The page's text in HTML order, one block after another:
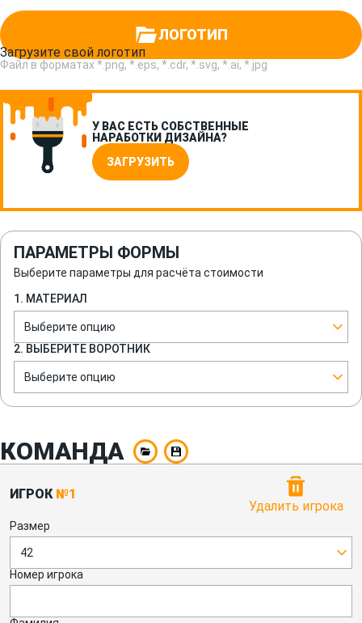
ЛОГОТИП
Загрузите свой логотип
Файл в форматах *.png, *.eps, *.cdr, *.svg, *.ai, *.jpg
У ВАС ЕСТЬ СОБСТВЕННЫЕ
НАРАБОТКИ ДИЗАЙНА?
ЗАГРУЗИТЬ
ПАРАМЕТРЫ ФОРМЫ
Выберите параметры для расчёта стоимости
1. МАТЕРИАЛ
Выберите опцию
2. ВЫБЕРИТЕ ВОРОТНИК
Выберите опцию
КОМАНДА
ИГРОК №1
Удалить игрока
Размер
42
Номер игрока